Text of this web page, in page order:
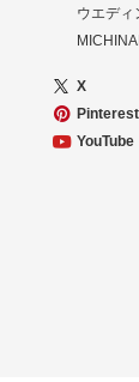
ウエディ
X
Pinterest
YouTube